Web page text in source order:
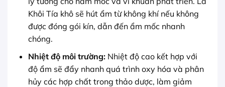
Khôi Tía khô sẽ hút ẩm từ không khí nếu không
được đóng gói kín, dẫn đến ẩm mốc nhanh
chóng.
Nhiệt độ môi trường:Nhiệt độ cao kết hợp với
độ ẩm sẽ đẩy nhanh quá trình oxy hóa và phân
hủy các hợp chất trong thảo dược, làm giảm